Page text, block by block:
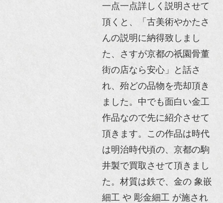
一点一点詳しく説明させて
頂くと、「古美術やかたさ
んの説明に納得致しまし
た、さすが京都の祇園骨董
街の店なら安心」と話さ
れ、殆どの品物を売却頂き
ました。中でも面白い金工
作品なので先に紹介させて
頂きます。この作品は時代
は明治時代頃の、京都の駒
井製で買取させて頂きまし
た。材質は鉄で、金の 象嵌
細工 や 彫金細工 が施され